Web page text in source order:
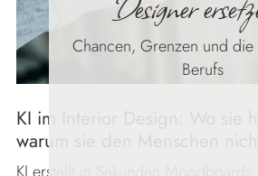
Chancen, Grenzen und die
Berufs
KI im Interior Design: Wo sie
warum sie den Menschen nicht